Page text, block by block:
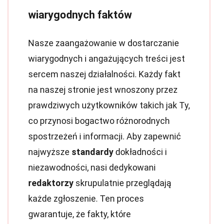
wiarygodnych faktów
Nasze zaangażowanie w dostarczanie
wiarygodnych i angażujących treści jest
sercem naszej działalności. Każdy fakt
na naszej stronie jest wnoszony przez
prawdziwych użytkowników takich jak Ty,
co przynosi bogactwo różnorodnych
spostrzeżeń i informacji. Aby zapewnić
najwyższe standardy dokładności i
niezawodności, nasi dedykowani
redaktorzy skrupulatnie przeglądają
każde zgłoszenie. Ten proces
gwarantuje, że fakty, które